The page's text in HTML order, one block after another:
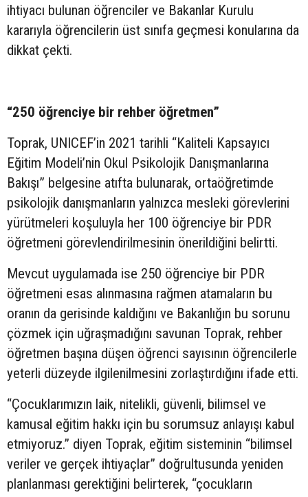
ihtiyacı bulunan öğrenciler ve Bakanlar Kurulu
kararıyla öğrencilerin üst sınıfa geçmesi konularına da
dikkat çekti.
“250 öğrenciye bir rehber öğretmen”
Toprak, UNICEF’in 2021 tarihli “Kaliteli Kapsayıcı
Eğitim Modeli’nin Okul Psikolojik Danışmanlarına
Bakışı” belgesine atıfta bulunarak, ortaöğretimde
psikolojik danışmanların yalnızca mesleki görevlerini
yürütmeleri koşuluyla her 100 öğrenciye bir PDR
öğretmeni görevlendirilmesinin önerildiğini belirtti.
Mevcut uygulamada ise 250 öğrenciye bir PDR
öğretmeni esas alınmasına rağmen atamaların bu
oranın da gerisinde kaldığını ve Bakanlığın bu sorunu
çözmek için uğraşmadığını savunan Toprak, rehber
öğretmen başına düşen öğrenci sayısının öğrencilerle
yeterli düzeyde ilgilenilmesini zorlaştırdığını ifade etti.
“Çocuklarımızın laik, nitelikli, güvenli, bilimsel ve
kamusal eğitim hakkı için bu sorumsuz anlayışı kabul
etmiyoruz.” diyen Toprak, eğitim sisteminin “bilimsel
veriler ve gerçek ihtiyaçlar” doğrultusunda yeniden
planlanması gerektiğini belirterek, “çocukların